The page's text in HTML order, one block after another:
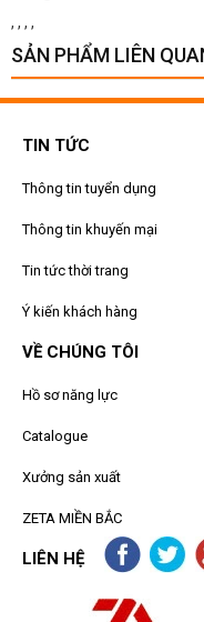
, , , ,
SẢN PHẨM LIÊN
TIN TỨC
Thông tin tuyển dụng
Thông tin khuyến mại
Tin tức thời trang
Ý kiến khách hàng
VỀ CHÚNG TÔI
Hồ sơ năng lực
Catalogue
Xưởng sản xuất
ZETA MIỀN BẮC
LIÊN HỆ